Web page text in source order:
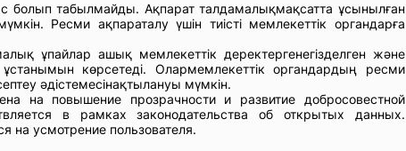
болып табылмайды. Ақпарат талдамалықмақсатта ұсынылған
Ресми ақпараталу үшін тиісті мемлекеттік органдарға
ұпайлар ашық мемлекеттік деректергенегізделген және
көрсетеді. Олармемлекеттік органдардың ресми
әдістемесінақтылануы мүмкін.
на повышение прозрачности и развитие добросовестной
в рамках законодательства об открытых данных.
на усмотрение пользователя.